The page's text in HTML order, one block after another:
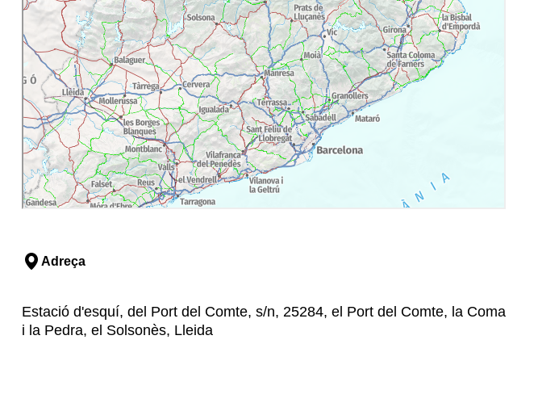
Adreça
Estació d'esquí, del Port del Comte, s/n, 25284, el Port del Comte, la Coma
i la Pedra, el Solsonès, Lleida